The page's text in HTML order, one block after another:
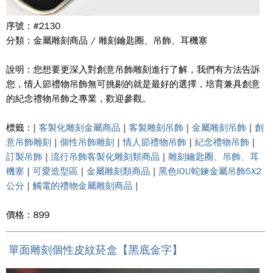
序號 : #2130
分類 : 金屬雕刻商品 / 雕刻鑰匙圈、吊飾、耳機塞
說明 : 您想要更深入對創意吊飾雕刻進行了解，我們有方法告訴
您，情人節禮物吊飾無可挑剔的就是最好的選擇，培育兼具創意
的紀念禮物吊飾之專業，歡迎參觀。
標籤 : | 客製化雕刻金屬商品 | 客製雕刻吊飾 | 金屬雕刻吊飾 | 創
意吊飾雕刻 | 個性吊飾雕刻 |情人節禮物吊飾 | 紀念禮物吊飾 |
訂製吊飾 | 流行吊飾客製化雕刻類商品 | 雕刻鑰匙圈、吊飾、耳
機塞 | 可愛造型區 | 金屬雕刻類商品 | 黑色IOU蛇鍊金屬吊飾5X2
公分 | 觸電的禮物金屬雕刻商品 |
價格 : 899
單面雕刻個性皮紋菸盒【黑底金字】